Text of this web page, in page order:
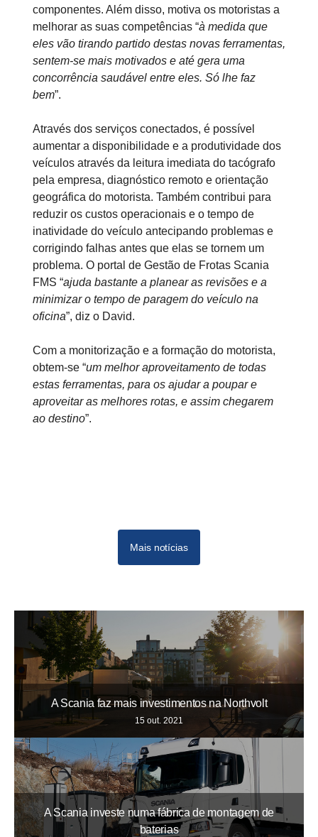
componentes. Além disso, motiva os motoristas a
melhorar as suas competências “à medida que
eles vão tirando partido destas novas ferramentas,
sentem-se mais motivados e até gera uma
concorrência saudável entre eles. Só lhe faz
bem”.
Através dos serviços conectados, é possível
aumentar a disponibilidade e a produtividade dos
veículos através da leitura imediata do tacógrafo
pela empresa, diagnóstico remoto e orientação
geográfica do motorista. Também contribui para
reduzir os custos operacionais e o tempo de
inatividade do veículo antecipando problemas e
corrigindo falhas antes que elas se tornem um
problema. O portal de Gestão de Frotas Scania
FMS “ajuda bastante a planear as revisões e a
minimizar o tempo de paragem do veículo na
oficina”, diz o David.
Com a monitorização e a formação do motorista,
obtem-se “um melhor aproveitamento de todas
estas ferramentas, para os ajudar a poupar e
aproveitar as melhores rotas, e assim chegarem
ao destino”.
Mais notícias
A Scania faz mais investimentos na Northvolt
15 out. 2021
A Scania investe numa fábrica de montagem de
baterias